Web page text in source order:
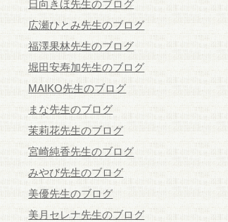
日向きほ先生のブログ
広瀬ひとみ先生のブログ
福澤果林先生のブログ
堀田安寿加先生のブログ
MAIKO先生のブログ
まな先生のブログ
茉莉花先生のブログ
宮崎純香先生のブログ
みやび先生のブログ
美優先生のブログ
美月セレナ先生のブログ